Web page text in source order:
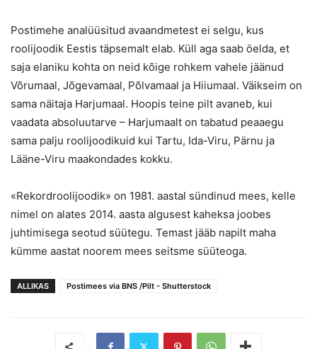
Postimehe analüüsitud avaandmetest ei selgu, kus
roolijoodik Eestis täpsemalt elab. Küll aga saab öelda, et
saja elaniku kohta on neid kõige rohkem vahele jäänud
Võrumaal, Jõgevamaal, Põlvamaal ja Hiiumaal. Väikseim on
sama näitaja Harjumaal. Hoopis teine pilt avaneb, kui
vaadata absoluutarve – Harjumaalt on tabatud peaaegu
sama palju roolijoodikuid kui Tartu, Ida-Viru, Pärnu ja
Lääne-Viru maakondades kokku.
«Rekordroolijoodik» on 1981. aastal sündinud mees, kelle
nimel on alates 2014. aasta algusest kaheksa joobes
juhtimisega seotud süütegu. Temast jääb napilt maha
kümme aastat noorem mees seitsme süüteoga.
ALLIKAS Postimees via BNS /Pilt - Shutterstock